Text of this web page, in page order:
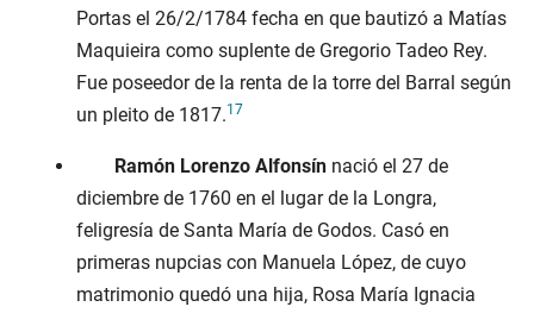
Portas el 26/2/1784 fecha en que bautizó a Matías
Maquieira como suplente de Gregorio Tadeo Rey.
Fue poseedor de la renta de la torre del Barral según
un pleito de 1817.17
Ramón Lorenzo Alfonsín nació el 27 de
diciembre de 1760 en el lugar de la Longra,
feligresía de Santa María de Godos. Casó en
primeras nupcias con Manuela López, de cuyo
matrimonio quedó una hija, Rosa María Ignacia